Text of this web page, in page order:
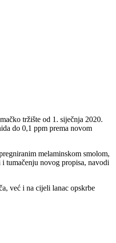
tržište od 1. siječnja 2020.
do 0,1 ppm prema novom
melaminskom smolom,
tumačenju novog propisa, navodi
već i na cijeli lanac opskrbe